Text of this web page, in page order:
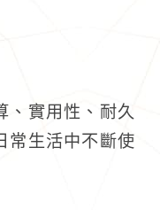
、實用性、耐久
常生活中不斷使